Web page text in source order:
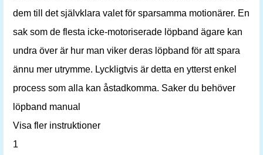
dem till det självklara valet för sparsamma motionärer. En
sak som de flesta icke-motoriserade löpband ägare kan
undra över är hur man viker deras löpband för att spara
ännu mer utrymme. Lyckligtvis är detta en ytterst enkel
process som alla kan åstadkomma. Saker du behöver
löpband manual
Visa fler instruktioner
1